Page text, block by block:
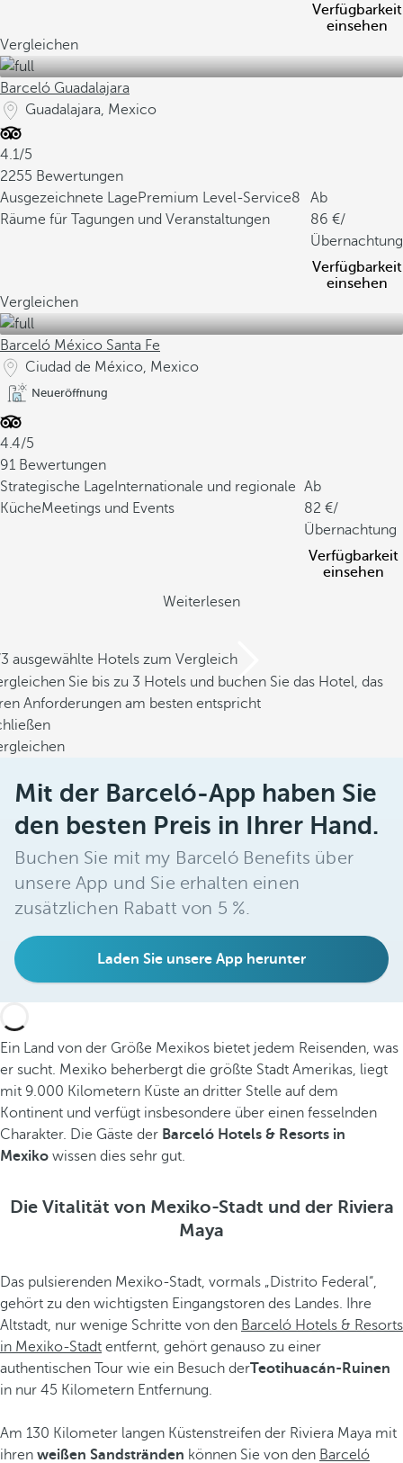
Verfügbarkeit
einsehen
Vergleichen
Barceló Guadalajara
Guadalajara, Mexico
4.1/5
2255 Bewertungen
Ausgezeichnete LagePremium Level-Service8
Räume für Tagungen und Veranstaltungen
Ab
86
/
Übernachtung
Verfügbarkeit
einsehen
Vergleichen
Barceló México Santa Fe
Ciudad de México, Mexico
Neueröffnung
4.4/5
91 Bewertungen
Strategische Lage Internationale und regionale
KücheMeetings und Events
Ab
82
/
Übernachtung
Verfügbarkeit
einsehen
Weiterlesen
ausgewählte Hotels zum Vergleich
Sie bis zu 3 Hotels und buchen Sie das Hotel, das
Anforderungen am besten entspricht
Mit der Barceló-App haben Sie
den besten Preis in Ihrer Hand.
Buchen Sie mit my Barceló Benefits über
unsere App und Sie erhalten einen
zusätzlichen Rabatt von 5 %.
Laden Sie unsere App herunter
Ein Land von der Größe Mexikos bietet jedem Reisenden, was
er sucht. Mexiko beherbergt die größte Stadt Amerikas, liegt
mit 9.000 Kilometern Küste an dritter Stelle auf dem
Kontinent und verfügt insbesondere über einen fesselnden
Charakter. Die Gäste der Barceló Hotels & Resorts in
Mexiko wissen dies sehr gut.
Die Vitalität von Mexiko-Stadt und der Riviera
Maya
Das pulsierenden Mexiko-Stadt, vormals „Distrito Federal“,
gehört zu den wichtigsten Eingangstoren des Landes. Ihre
Altstadt, nur wenige Schritte von den Barceló Hotels & Resorts
in Mexiko-Stadt entfernt, gehört genauso zu einer
authentischen Tour wie ein Besuch derTeotihuacán-Ruinen
in nur 45 Kilometern Entfernung.
Am 130 Kilometer langen Küstenstreifen der Riviera Maya mit
ihren weißen Sandstränden können Sie von den Barceló